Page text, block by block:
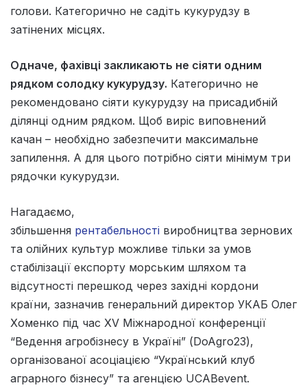
голови. Категорично не садіть кукурудзу в
затінених місцях.
Одначе, фахівці закликають не сіяти одним
рядком солодку кукурудзу. Категорично не
рекомендовано сіяти кукурудзу на присадибній
ділянці одним рядком. Щоб виріс виповнений
качан – необхідно забезпечити максимальне
запилення. А для цього потрібно сіяти мінімум три
рядочки кукурудзи.
Нагадаємо,
збільшення рентабельності виробництва зернових
та олійних культур можливе тільки за умов
стабілізації експорту морським шляхом та
відсутності перешкод через західні кордони
країни, зазначив генеральний директор УКАБ Олег
Хоменко під час ХV Міжнародної конференції
“Ведення агробізнесу в Україні” (DoAgro23),
організованої асоціацією “Український клуб
аграрного бізнесу” та агенцією UCABevent.